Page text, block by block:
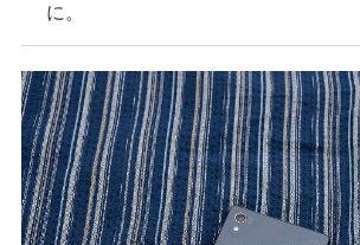
に。